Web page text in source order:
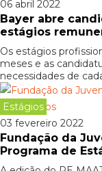
06 abril 2022
Bayer abre
estágios
Os estágios
meses e as
necessidades de
Estágios
03 fevereiro 2022
Fundação da
Programa de